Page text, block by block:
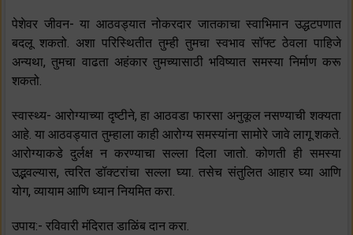
पेशेवर जीवन- या आठवड्यात नोकरदार जातकाचा स्वाभिमान उद्धटपणात
बदलू शकतो. अशा परिस्थितीत तुम्ही तुमचा स्वभाव सॉफ्ट ठेवला पाहिजे
अन्यथा, तुमचा वाढता अहंकार तुमच्यासाठी भविष्यात समस्या निर्माण करू
शकतो.
स्वास्थ्य- आरोग्याच्या दृष्टीने, हा आठवडा फारसा अनुकूल नसण्याची शक्यता
आहे. या आठवड्यात तुम्हाला काही आरोग्य समस्यांना सामोरे जावे लागू शकते.
आरोग्याकडे दुर्लक्ष न करण्याचा सल्ला दिला जातो. कोणती ही समस्या
उद्भवल्यास, त्वरित डॉक्टरांचा सल्ला घ्या. तसेच संतुलित आहार घ्या आणि
योग, व्यायाम आणि ध्यान नियमित करा.
उपाय:- रविवारी मंदिरात डाळिंब दान करा.